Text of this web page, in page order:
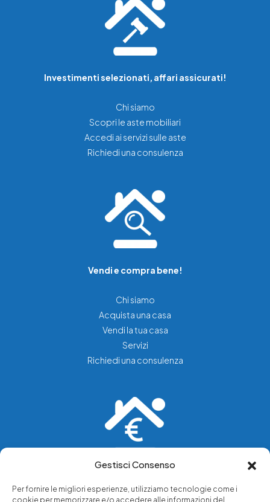
Gestisci Consenso
Per fornire le migliori esperienze, utilizziamo tecnologie come i
cookie per memorizzare e/o accedere alle informazioni del
Investimenti selezionati, affari assicurati!
Chi siamo
Scopri le aste mobiliari
Accedi ai servizi sulle aste
Richiedi una consulenza
Vendi e compra bene!
Chi siamo
Acquista una casa
Vendi la tua casa
Servizi
Richiedi una consulenza